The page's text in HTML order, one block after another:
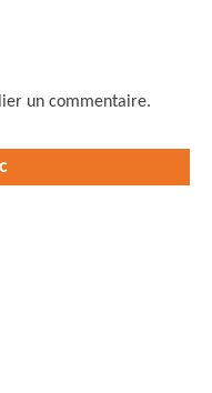
un commentaire.